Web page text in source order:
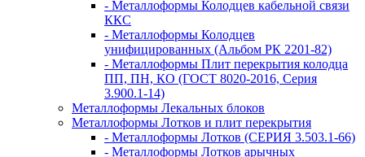
- Металлоформы Колодцев кабельной связи
ККС
- Металлоформы Колодцев
унифицированных (Альбом РК 2201-82)
- Металлоформы Плит перекрытия колодца
ПП, ПН, КО (ГОСТ 8020-2016, Серия
3.900.1-14)
Металлоформы Лекальных блоков
Металлоформы Лотков и плит перекрытия
- Металлоформы Лотков (СЕРИЯ 3.503.1-66)
- Металлоформы Лотков арычных